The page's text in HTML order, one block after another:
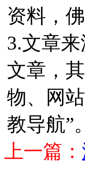
资料，
3.文章
文章，
物、网
教导航”。
上一篇：